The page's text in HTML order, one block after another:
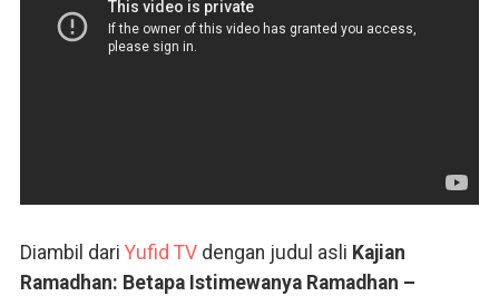
Diambil dari Yufid TVdengan judul asli Kajian
Ramadhan: Betapa Istimewanya Ramadhan –